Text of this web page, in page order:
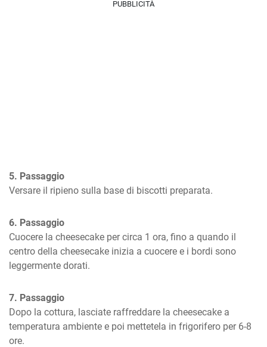
PUBBLICITÀ
5. Passaggio
Versare il ripieno sulla base di biscotti preparata.
6. Passaggio
Cuocere la cheesecake per circa 1 ora, fino a quando il
centro della cheesecake inizia a cuocere e i bordi sono
leggermente dorati.
7. Passaggio
Dopo la cottura, lasciate raffreddare la cheesecake a
temperatura ambiente e poi mettetela in frigorifero per 6-8
ore.